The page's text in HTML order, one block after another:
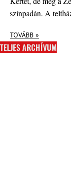
színpadán. A
TOVÁBB »
TELJES ARCHÍVUM